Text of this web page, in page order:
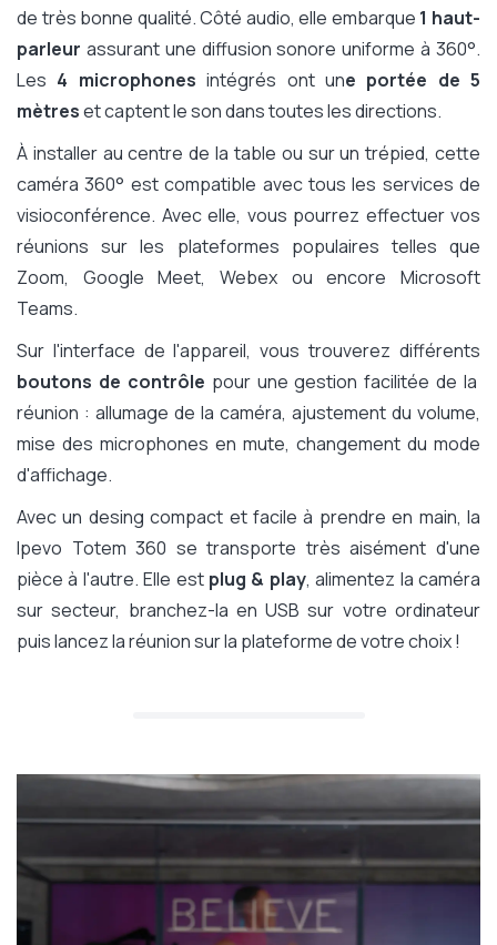
de très bonne qualité. Côté audio, elle embarque 1 haut-
parleur assurant une diffusion sonore uniforme à 360°.
Les 4 microphones intégrés ont une portée de 5
mètreset captent le son dans toutes les directions.
À installer au centre de la table ou sur un trépied, cette
caméra 360° est compatible avec tous les services de
visioconférence. Avec elle, vous pourrez effectuer vos
réunions sur les plateformes populaires telles que
Zoom, Google Meet, Webex ou encore Microsoft
Teams.
Sur l'interface de l'appareil, vous trouverez différents
boutons de contrôle pour une gestion facilitée de la
réunion : allumage de la caméra, ajustement du volume,
mise des microphones en mute, changement du mode
d'affichage.
Avec un desing compact et facile à prendre en main, la
Ipevo Totem 360 se transporte très aisément d'une
pièce à l'autre. Elle estplug & play, alimentez la caméra
sur secteur, branchez-la en USB sur votre ordinateur
puis lancez la réunion sur la plateforme de votre choix !